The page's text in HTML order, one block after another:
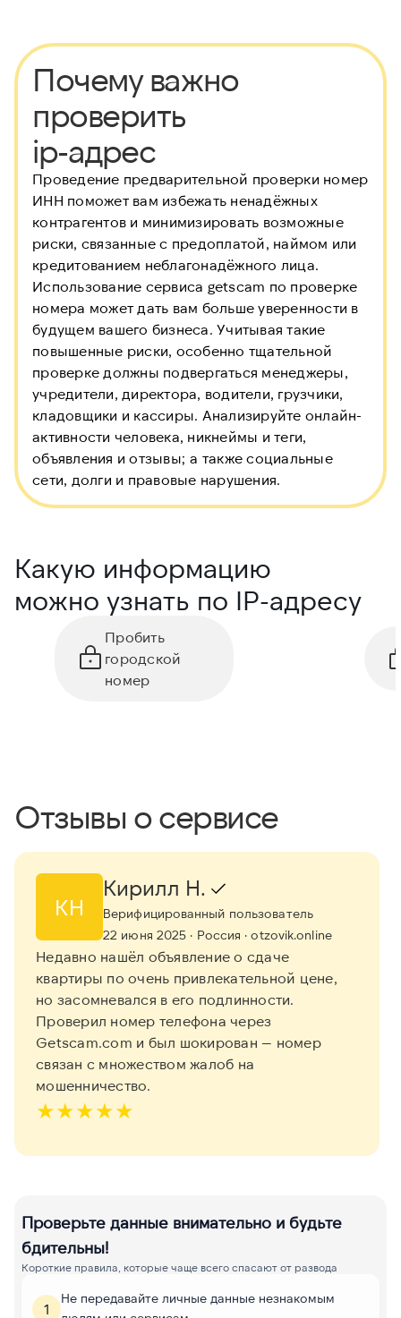
Почему важно
проверить
ip-адрес
Проведение предварительной проверки номер
ИНН поможет вам избежать ненадёжных
контрагентов и минимизировать возможные
риски, связанные с предоплатой, наймом или
кредитованием неблагонадёжного лица.
Использование сервиса getscam по проверке
номера может дать вам больше уверенности в
будущем вашего бизнеса. Учитывая такие
повышенные риски, особенно тщательной
проверке должны подвергаться менеджеры,
учредители, директора, водители, грузчики,
кладовщики и кассиры. Анализируйте онлайн-
активности человека, никнеймы и теги,
объявления и отзывы; а также социальные
сети, долги и правовые нарушения.
Какую информацию
можно узнать по IP-адресу
Пробить
городской
номер
Отзывы о сервисе
КН
Кирилл Н.
Верифицированный пользователь
22 июня 2025 · Россия · otzovik.online
Недавно нашёл объявление о сдаче
квартиры по очень привлекательной цене,
но засомневался в его подлинности.
Проверил номер телефона через
Getscam.com и был шокирован — номер
связан с множеством жалоб на
мошенничество.
★★★★★
Проверьте данные внимательно и будьте
бдительны!
Короткие правила, которые чаще всего спасают от развода
1
Не передавайте личные данные незнакомым